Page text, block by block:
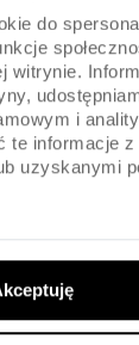
do
witrynie.
i
te informacje
uzyskanymi
Archiwum
Blog